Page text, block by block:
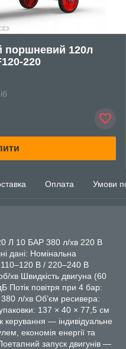
поршневий 120л
220
Оплата Умови
10 БАР 380 л/хв 220 В
дані: Номінальна
110–120 В / 220–240 В
хв Швидкість двигуна (60
Потік повітря при 4 бар:
л/хв Об’єм ресивера:
137 × 40 × 77,5 см
— індивідуальне
економія енергії та
запуск двигунів —